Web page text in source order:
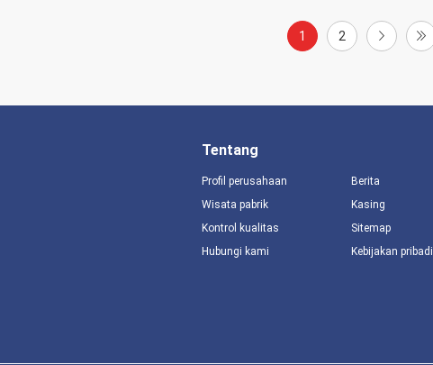
1 2
Tentang
Profil perusahaan
Wisata pabrik
Kontrol kualitas
Hubungi kami
Berita
Kasing
Sitemap
Kebijakan pribadi